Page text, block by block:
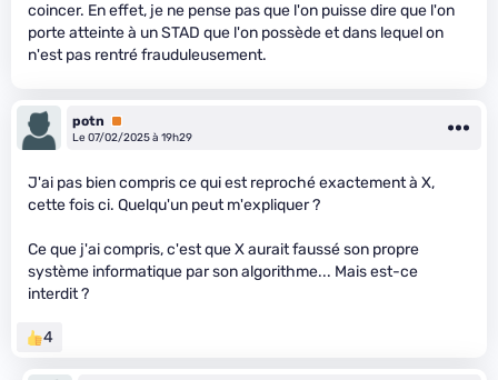
coincer. En effet, je ne pense pas que l'on puisse dire que l'on
porte atteinte à un STAD que l'on possède et dans lequel on
n'est pas rentré frauduleusement.
potn
Premium
Le 07/02/2025 à 19h29
J'ai pas bien compris ce qui est reproché exactement à X,
cette fois ci. Quelqu'un peut m'expliquer ?
Ce que j'ai compris, c'est que X aurait faussé son propre
système informatique par son algorithme... Mais est-ce
interdit ?
4